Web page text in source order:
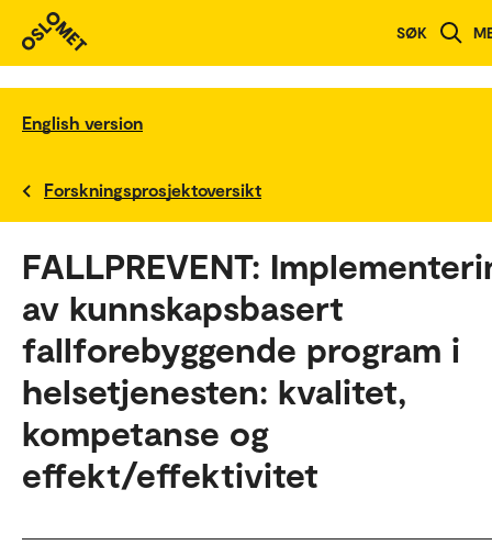
SØK
English version
Forskningsprosjektoversikt
FALLPREVENT:
av kunnskapsbasert
fallforebyggende program i
helsetjenesten: kvalitet,
kompetanse og
effekt/effektivitet